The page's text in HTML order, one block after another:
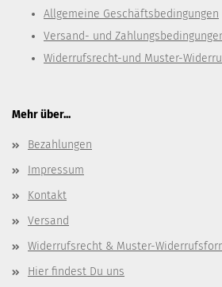
Allgemeine Geschäftsbedingungen
Versand- und
Widerrufsrecht-und Muster-
Mehr über...
Bezahlungen
Impressum
Kontakt
Versand
Widerrufsrecht & Muster-
Hier findest Du uns